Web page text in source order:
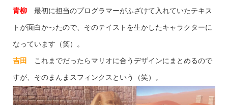
青柳最初に担当のプログラマーがふざけて入れていたテキス
トが面白かったので、そのテイストを生かしたキャラクターに
なっています（笑）。
吉田 これまでだったらマリオに合うデザインにまとめるので
すが、そのまんまスフィンクスという（笑）。